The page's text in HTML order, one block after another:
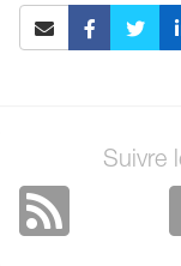
Suivre